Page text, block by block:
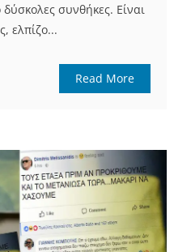
συνθήκες. Είναι
ελπίζο...
Read More